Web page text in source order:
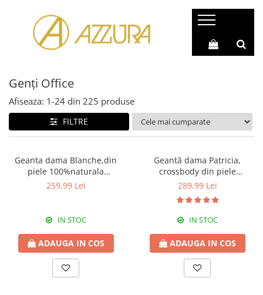
Genți & Poșete Piele Naturală
Genți Casual
Genți Office
Genți Shopping
Genți Moderne
Genți de Umăr
Genți de Mână
Genți Plic
Genți Mici
Genți Ocazie (Clutch)
Culori Genți
Rucsacuri Piele Naturală
Rucsacuri Casual
Rucsacuri Barbati
Rucsacuri Sport
Rucsacuri Piele Naturală
Genți Office
Afiseaza: 1-24 din 225 produse
FILTRE
Geanta dama Blanche,din
piele 100%naturala
Italia,8246,negru
259,99 Lei
IN STOC
ADAUGA IN COS
Geantă dama Patricia,
crossbody din piele
100%naturala, cu aspect
matlasat,alba,8002
289,99 Lei
IN STOC
ADAUGA IN COS